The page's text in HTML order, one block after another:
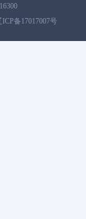
备17017007号